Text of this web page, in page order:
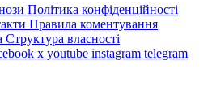
Політика конфіденційності
Правила коментування
Структура власності
x youtube instagram telegram